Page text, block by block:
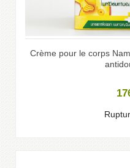
Crème pour le corps